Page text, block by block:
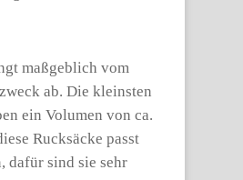
maßgeblich vom
ab. Die kleinsten
ein Volumen von ca.
Rucksäcke passt
dafür sind sie sehr